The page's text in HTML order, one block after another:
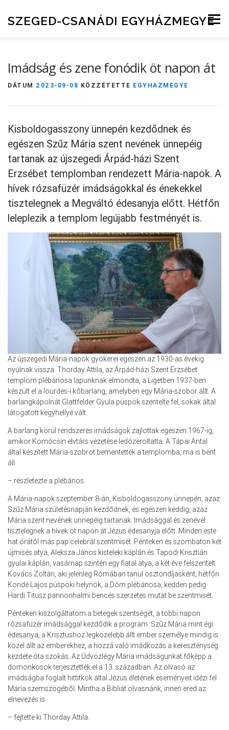
SZEGED-CSANÁDI EGYHÁZMEGYE
Menu
Imádság és zene fonódik öt napon át
DÁTUM 2023-09-08 KÖZZÉTETTE EGYHAZMEGYE
Kisboldogasszony ünnepén kezdődnek és
egészen Szűz Mária szent nevének ünnepéig
tartanak az újszegedi Árpád-házi Szent
Erzsébet templomban rendezett Mária-napok. A
hívek rózsafüzér imádságokkal és énekekkel
tisztelegnek a Megváltó édesanyja előtt. Hétfőn
leleplezik a templom legújabb festményét is.
Az újszegedi Mária-napok gyökerei egészen az 1930-as évekig
nyúlnak vissza. Thorday Attila, az Árpád-házi Szent Erzsébet
templom plébánosa lapunknak elmondta, a Ligetben 1937-ben
készült el a lourdes-i kőbarlang, amelyben egy Mária-szobor állt. A
barlangkápolnát Glattfelder Gyula püspök szentelte fel, sokak által
látogatott kegyhellyé vált.
A barlang körül rendszeres imádságok zajlottak egészen 1967-ig,
amikor Komócsin elvtárs vezetése ledózeroltatta. A Tápai Antal
által készített Mária-szobrot bementették a templomba, ma is bent
áll
– részletezte a plébános.
A Mária-napok szeptember 8-án, Kisboldogasszony ünnepén, azaz
Szűz Mária születésnapján kezdődnek, és egészen keddig, azaz
Mária szent nevének ünnepéig tartanak. Imádsággal és zenével
tisztelegnek a hívek öt napon át Jézus édesanyja előtt. Minden este
hat órától más pap celebrál szentmisét. Pénteken és szombaton két
újmisés atya, Aleksza János kisteleki káplán és Tapodi Krisztián
gyulai káplán, vasárnap szintén egy fiatal atya, a két éve felszentelt
Kovács Zoltán, aki jelenleg Rómában tanul ösztöndíjasként, hétfőn
Kondé Lajos püspöki helynök, a Dóm plébánosa, kedden pedig
Hardi Titusz pannonhalmi bencés szerzetes mutat be szentmisét.
Pénteken kiszolgáltatom a betegek szentségét, a többi napon
rózsafüzér imádsággal kezdődik a program. Szűz Mária mint égi
édesanya, a Krisztushoz legközelebb állt ember személye mindig is
közel állt az emberekhez, a hozzá való imádkozás a kereszténység
kezdete óta szokás. Az Üdvözlégy Mária imádságunkat főképp a
domonkosok terjesztették el a 13. században. Az olvasó az
imádságba foglalt hittitkok által Jézus életének eseményeit idézi fel
Mária szemszögéből. Mintha a Bibliát olvasnánk, innen ered az
elnevezés is
– fejtette ki Thorday Attila.